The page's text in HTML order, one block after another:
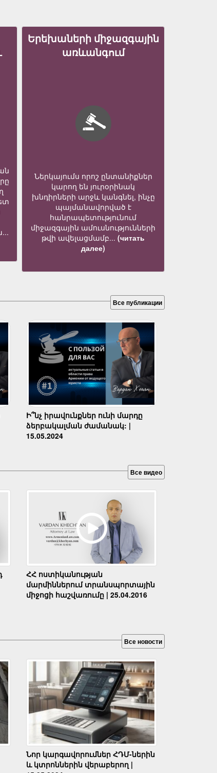
Երեխաների միջազգային
առևանգում
Ներկայումս որոշ ընտանիքներ
կարող են յուրօրինակ
խնդիրների արջև կանգնել, ինչը
պայմանավորված է
հանրապետությունում
միջազգային ամուսնությունների
թվի ավելացմամբ... (читать
далее)
Все публикации
Ի՞նչ իրավունքներ ունի մարդը
ձերբակալման ժամանակ: |
15.05.2024
Все видео
ՀՀ ոստիկանության
մարմիններում տրանսպորտային
միջոցի հաշվառումը | 25.04.2016
Все новости
Նոր կարգավորումներ ՀԴՄ-ներին
և կտրոններին վերաբերող |